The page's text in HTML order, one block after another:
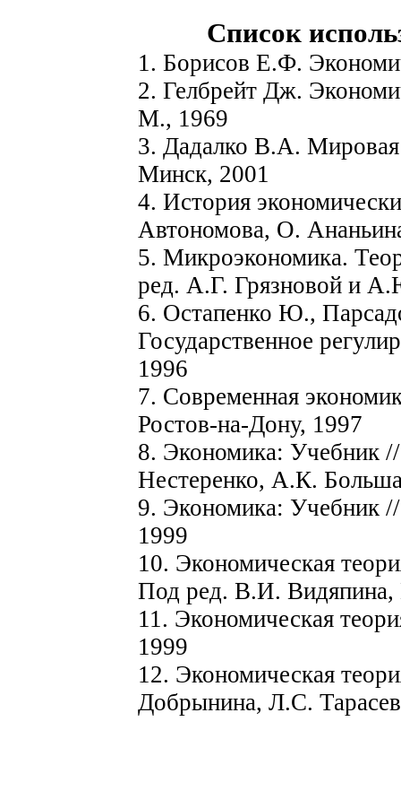
Список
1. Борисов Е.Ф.
2. Гелбрейт Дж.
М., 1969
3. Дадалко В.А.
Минск, 2001
4. История
Автономова, О.
5. Микроэкономика.
ред. А.Г. Грязновой и
6. Остапенко Ю.,
Государственное
1996
7. Современная
Ростов-на-Дону, 1997
8. Экономика:
Нестеренко, А.К.
9. Экономика: Учебник
1999
10. Экономическая
Под ред. В.И.
11. Экономическая
1999
12. Экономическая
Добрынина, Л.С.